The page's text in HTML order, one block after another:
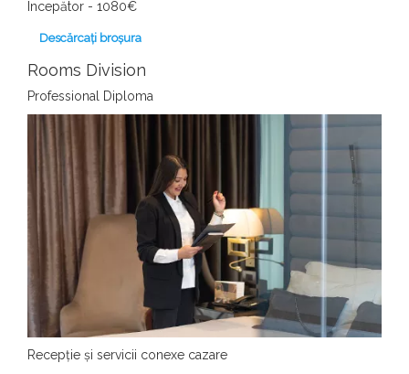
Începător - 1080€
Descărcați broșura
Rooms Division
Professional Diploma
Recepție și servicii conexe cazare